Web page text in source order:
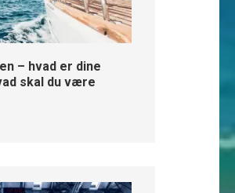
– hvad er dine
skal du være